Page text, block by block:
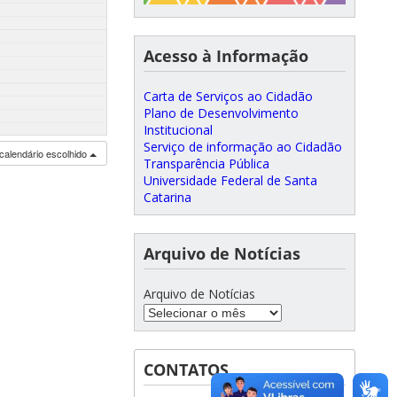
escolhido
Acesso à Informação
Carta de Serviços ao Cidadão
Plano de Desenvolvimento
Institucional
Serviço de informação ao Cidadão
Transparência Pública
Universidade Federal de Santa
Catarina
Arquivo de Notícias
Arquivo de Notícias
CONTATOS